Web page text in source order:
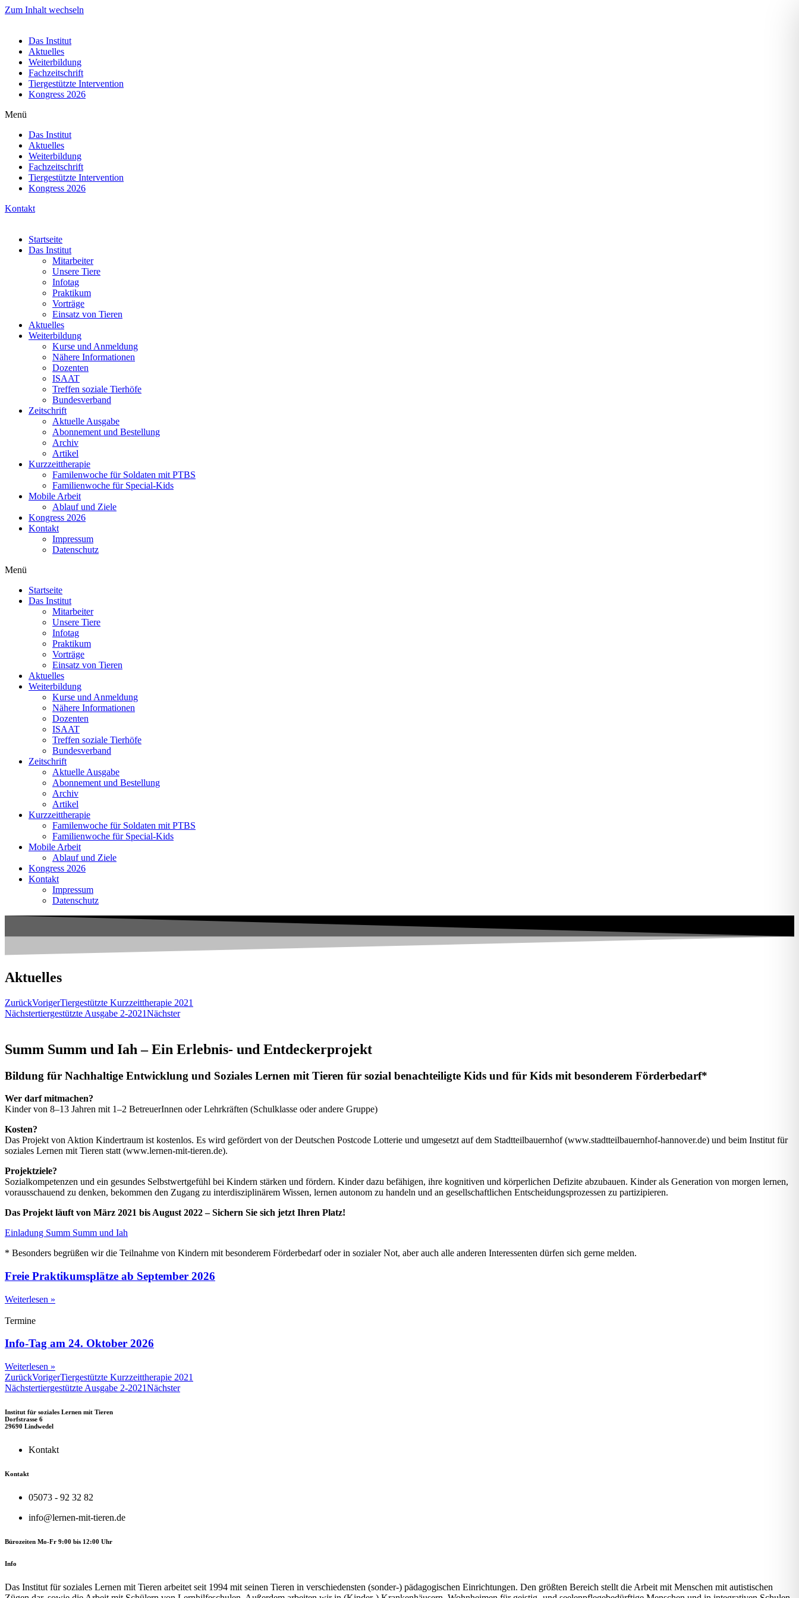
Zum Inhalt wechseln
Das Institut
Aktuelles
Weiterbildung
Fachzeitschrift
Tiergestützte Intervention
Kongress 2026
Menü
Das Institut
Aktuelles
Weiterbildung
Fachzeitschrift
Tiergestützte Intervention
Kongress 2026
Kontakt
Startseite
Das Institut
Mitarbeiter
Unsere Tiere
Infotag
Praktikum
Vorträge
Einsatz von Tieren
Aktuelles
Weiterbildung
Kurse und Anmeldung
Nähere Informationen
Dozenten
ISAAT
Treffen soziale Tierhöfe
Bundesverband
Zeitschrift
Aktuelle Ausgabe
Abonnement und Bestellung
Archiv
Artikel
Kurzzeittherapie
Familenwoche für Soldaten mit PTBS
Familienwoche für Special-Kids
Mobile Arbeit
Ablauf und Ziele
Kongress 2026
Kontakt
Impressum
Datenschutz
Menü
Startseite
Das Institut
Mitarbeiter
Unsere Tiere
Infotag
Praktikum
Vorträge
Einsatz von Tieren
Aktuelles
Weiterbildung
Kurse und Anmeldung
Nähere Informationen
Dozenten
ISAAT
Treffen soziale Tierhöfe
Bundesverband
Zeitschrift
Aktuelle Ausgabe
Abonnement und Bestellung
Archiv
Artikel
Kurzzeittherapie
Familenwoche für Soldaten mit PTBS
Familienwoche für Special-Kids
Mobile Arbeit
Ablauf und Ziele
Kongress 2026
Kontakt
Impressum
Datenschutz
Aktuelles
ZurückVorigerTiergestützte Kurzzeittherapie 2021
Nächstertiergestützte Ausgabe 2-2021Nächster
Summ Summ und Iah – Ein Erlebnis- und Entdeckerprojekt
Bildung für Nachhaltige Entwicklung und Soziales Lernen mit Tieren für sozial benachteiligte Kids und für Kids mit besonderem Förderbedarf*
Wer darf mitmachen?
Kinder von 8–13 Jahren mit 1–2 BetreuerInnen oder Lehrkräften (Schulklasse oder andere Gruppe)
Kosten?
Das Projekt von Aktion Kindertraum ist kostenlos. Es wird gefördert von der Deutschen Postcode Lotterie und umgesetzt auf dem Stadtteilbauernhof (www.stadtteilbauernhof-hannover.de) und beim Institut für
soziales Lernen mit Tieren statt (www.lernen-mit-tieren.de).
Projektziele?
Sozialkompetenzen und ein gesundes Selbstwertgefühl bei Kindern stärken und fördern. Kinder dazu befähigen, ihre kognitiven und körperlichen Defizite abzubauen. Kinder als Generation von morgen lernen,
vorausschauend zu denken, bekommen den Zugang zu interdisziplinärem Wissen, lernen autonom zu handeln und an gesellschaftlichen Entscheidungsprozessen zu partizipieren.
Das Projekt läuft von März 2021 bis August 2022 – Sichern Sie sich jetzt Ihren Platz!
Einladung Summ Summ und Iah
* Besonders begrüßen wir die Teilnahme von Kindern mit besonderem Förderbedarf oder in sozialer Not, aber auch alle anderen Interessenten dürfen sich gerne melden.
Freie Praktikumsplätze ab September 2026
Weiterlesen »
Termine
Info-Tag am 24. Oktober 2026
Weiterlesen »
ZurückVorigerTiergestützte Kurzzeittherapie 2021
Nächstertiergestützte Ausgabe 2-2021Nächster
Institut für soziales Lernen mit Tieren
Dorfstrasse 6
29690 Lindwedel
Kontakt
Kontakt
05073 - 92 32 82
info@lernen-mit-tieren.de
Bürozeiten Mo-Fr 9:00 bis 12:00 Uhr
Info
Das Institut für soziales Lernen mit Tieren arbeitet seit 1994 mit seinen Tieren in verschiedensten (sonder-) pädagogischen Einrichtungen. Den größten Bereich stellt die Arbeit mit Menschen mit autistischen